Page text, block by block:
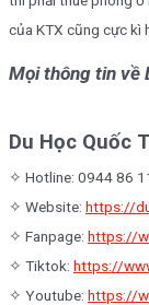
của KTX cũng cực kì
Mọi thông tin về
Du Học Quốc
✧ Hotline: 0944 86
✧ Website: https://
✧ Fanpage: https://
✧ Tiktok: https://
✧ Youtube: https://